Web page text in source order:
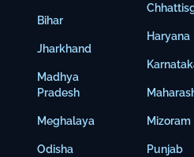
Bihar
Jharkhand
Madhya
Pradesh
Meghalaya
Odisha
Haryana
Mizoram
Punjab